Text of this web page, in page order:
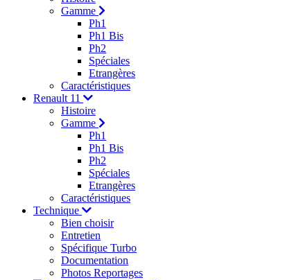
Gamme
Ph1
Ph1 Bis
Ph2
Spéciales
Etrangères
Caractéristiques
Renault 11
Histoire
Gamme
Ph1
Ph1 Bis
Ph2
Spéciales
Etrangères
Caractéristiques
Technique
Bien choisir
Entretien
Spécifique Turbo
Documentation
Photos Reportages